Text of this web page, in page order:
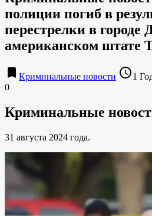
полиции погиб в
перестрелки в городе
американском штате
bookmark Криминальные новости access_time1
0
Криминальные
31 августа 2024 года.